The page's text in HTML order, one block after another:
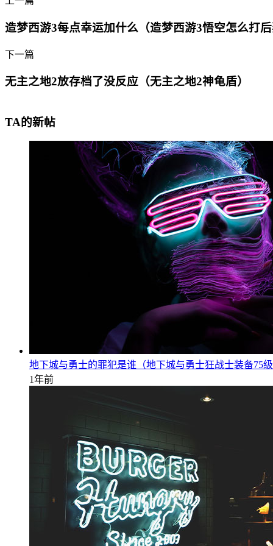
造梦西游3每点幸运加什么（造梦西游3悟空怎么打
下一篇
无主之地2放存档了没反应（无主之地2神龟盾）
TA的新帖
地下城与勇士的罪犯是谁（地下城与勇士狂战士装备75
1年前